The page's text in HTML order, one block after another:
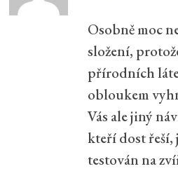
Osobně moc
složení,
přírodních
obloukem
Vás ale jiný
kteří dost
testován na